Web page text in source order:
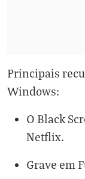
Principais
Windows:
O Black
Netflix.
Grave em